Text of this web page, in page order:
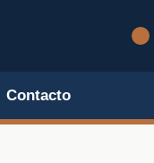
Contacto